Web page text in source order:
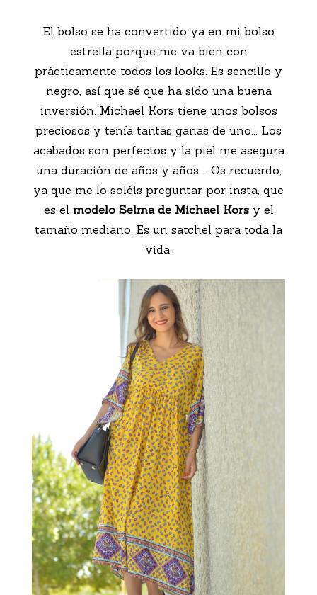
El bolso se ha convertido ya en mi bolso
estrella porque me va bien con
prácticamente todos los looks. Es sencillo y
negro, así que sé que ha sido una buena
inversión. Michael Kors tiene unos bolsos
preciosos y tenía tantas ganas de uno... Los
acabados son perfectos y la piel me asegura
una duración de años y años.... Os recuerdo,
ya que me lo soléis preguntar por insta, que
es el modelo Selma de Michael Korsy el
tamaño mediano. Es un satchel para toda la
vida.